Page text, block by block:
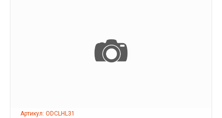
Артикул: ODCLHL31
ПОДРОБНЕЕ